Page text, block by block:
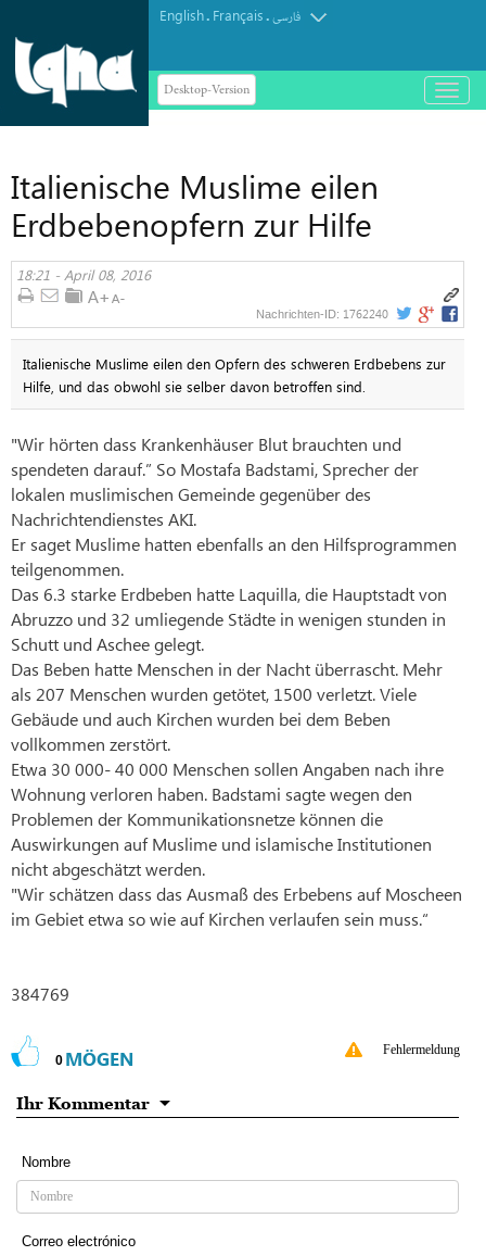
English. Français.فارسی
Desktop-Version
باز
و
Italienische Muslime eilen
Erdbebenopfern zur Hilfe
18:21 - April 08, 2016
Nachrichten-ID: 1762240
Italienische Muslime eilen den Opfern des schweren Erdbebens zur
Hilfe, und das obwohl sie selber davon betroffen sind.
"Wir hörten dass Krankenhäuser Blut brauchten und
spendeten darauf.” So Mostafa Badstami, Sprecher der
lokalen muslimischen Gemeinde gegenüber des
Nachrichtendienstes AKI.
Er saget Muslime hatten ebenfalls an den Hilfsprogrammen
teilgenommen.
Das 6.3 starke Erdbeben hatte Laquilla, die Hauptstadt von
Abruzzo und 32 umliegende Städte in wenigen stunden in
Schutt und Aschee gelegt.
Das Beben hatte Menschen in der Nacht überrascht. Mehr
als 207 Menschen wurden getötet, 1500 verletzt. Viele
Gebäude und auch Kirchen wurden bei dem Beben
vollkommen zerstört.
Etwa 30 000- 40 000 Menschen sollen Angaben nach ihre
Wohnung verloren haben. Badstami sagte wegen den
Problemen der Kommunikationsnetze können die
Auswirkungen auf Muslime und islamische Institutionen
nicht abgeschätzt werden.
"Wir schätzen dass das Ausmaß des Erbebens auf Moscheen
im Gebiet etwa so wie auf Kirchen verlaufen sein muss.“
384769
0 MÖGEN Fehlermeldung
Ihr Kommentar
Nombre
Correo electrónico